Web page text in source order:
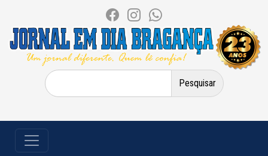
Pesquisar
por: